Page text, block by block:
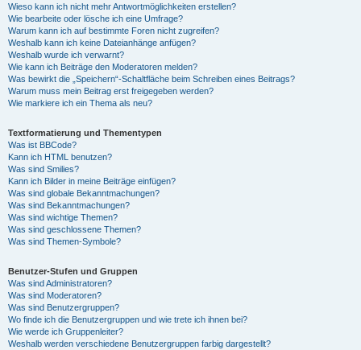
Wieso kann ich nicht mehr Antwortmöglichkeiten erstellen?
Wie bearbeite oder lösche ich eine Umfrage?
Warum kann ich auf bestimmte Foren nicht zugreifen?
Weshalb kann ich keine Dateianhänge anfügen?
Weshalb wurde ich verwarnt?
Wie kann ich Beiträge den Moderatoren melden?
Was bewirkt die „Speichern“-Schaltfläche beim Schreiben eines Beitrags?
Warum muss mein Beitrag erst freigegeben werden?
Wie markiere ich ein Thema als neu?
Textformatierung und Thementypen
Was ist BBCode?
Kann ich HTML benutzen?
Was sind Smilies?
Kann ich Bilder in meine Beiträge einfügen?
Was sind globale Bekanntmachungen?
Was sind Bekanntmachungen?
Was sind wichtige Themen?
Was sind geschlossene Themen?
Was sind Themen-Symbole?
Benutzer-Stufen und Gruppen
Was sind Administratoren?
Was sind Moderatoren?
Was sind Benutzergruppen?
Wo finde ich die Benutzergruppen und wie trete ich ihnen bei?
Wie werde ich Gruppenleiter?
Weshalb werden verschiedene Benutzergruppen farbig dargestellt?